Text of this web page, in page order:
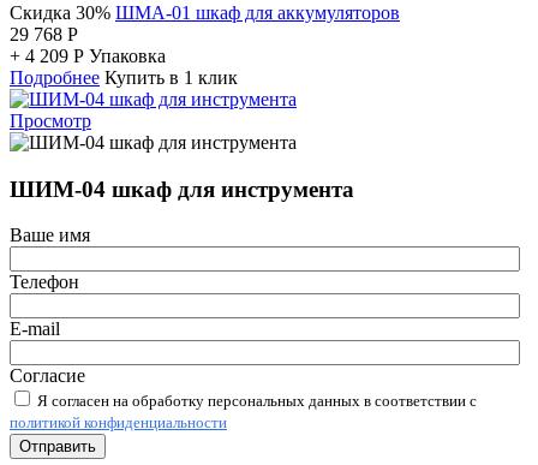
Скидка 30% ШМА-01 шкаф для аккумуляторов
29 768 Р
+ 4 209 Р Упаковка
Подробнее Купить в 1 клик
Просмотр
ШИМ-04 шкаф для инструмента
Ваше имя
Телефон
E-mail
Согласие
Я согласен на обработку персональных данных в соответствии с
политикой конфиденциальности
Отправить